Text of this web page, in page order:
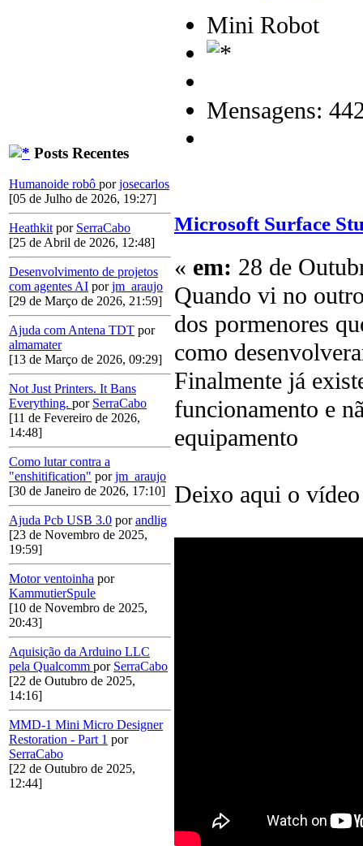
Posts Recentes
Humanoide robô porjosecarlos
[05 de Julho de 2026, 19:27]
Heathkit por SerraCabo
[25 de Abril de 2026, 12:48]
Desenvolvimento de projetos
com agentes AI porjm_araujo
[29 de Março de 2026, 21:59]
Ajuda com Antena TDT por
almamater
[13 de Março de 2026, 09:29]
Not Just Printers. It Bans
Everything. por SerraCabo
[11 de Fevereiro de 2026,
14:48]
Como lutar contra a
"enshitification" porjm_araujo
[30 de Janeiro de 2026, 17:10]
Ajuda Pcb USB 3.0 porandlig
[23 de Novembro de 2025,
19:59]
Motor ventoinha por
KammutierSpule
[10 de Novembro de 2025,
20:43]
Aquisição da Arduino LLC
pela Qualcomm por SerraCabo
[22 de Outubro de 2025,
14:16]
MMD-1 Mini Micro Designer
Restoration - Part 1 por
SerraCabo
[22 de Outubro de 2025,
12:44]
Mini Robot
Mensagens:
Microsoft Surface
« em: 28 de
Quando vi no
dos pormenores
como
Finalmente já
funcionamento e
equipamento
Deixo aqui o vídeo